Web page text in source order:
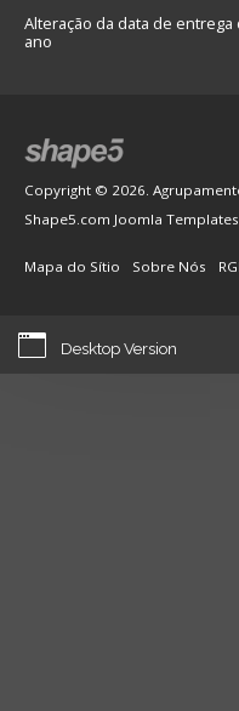
Alteração da data de
ano
Copyright © 2026.
Shape5.com Joomla Templates
Mapa do Sítio Sobre Nós
Desktop Version